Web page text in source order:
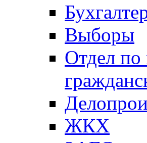
Выборы
Отдел по
ЖКХ